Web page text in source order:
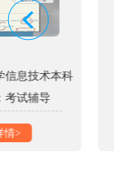
信息技术本科
考试辅导
情>